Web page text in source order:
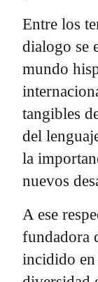
Entre los
dialogo se
mundo
tangibles
del
la
nuevos
A ese
fundadora
incidido en